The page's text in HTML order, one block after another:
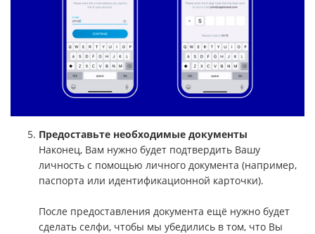
Предоставьте необходимые документы
Наконец, Вам нужно будет подтвердить Вашу
личность с помощью личного документа (например,
паспорта или идентификационной карточки).
После предоставления документа ещё нужно будет
сделать селфи, чтобы мы убедились в том, что Вы